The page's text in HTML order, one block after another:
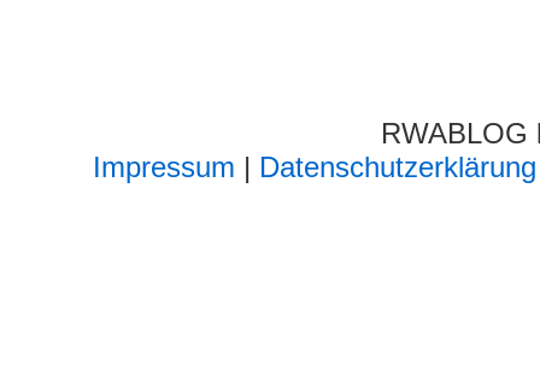
Impressum | Datenschutzerklärung